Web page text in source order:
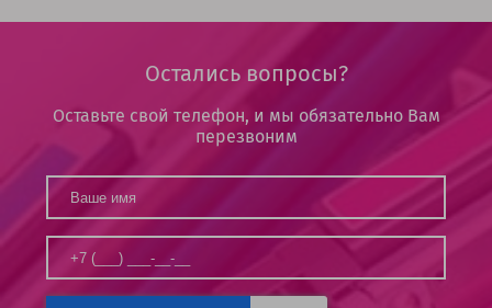
Остались вопросы?
Оставьте свой телефон, и мы обязательно Вам
перезвоним